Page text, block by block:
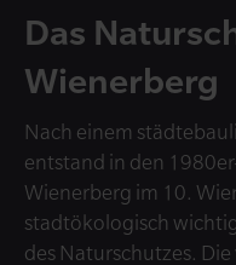
Das
Wienerberg
Nach einem
entstand in den
Wienerberg im 10.
stadtökologisch
des Naturschutzes.